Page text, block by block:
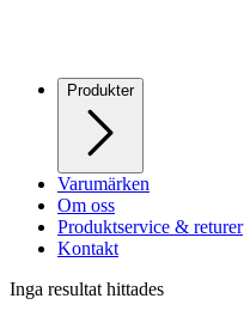
Produkter
Varumärken
Om oss
Produktservice & returer
Kontakt
Inga resultat hittades